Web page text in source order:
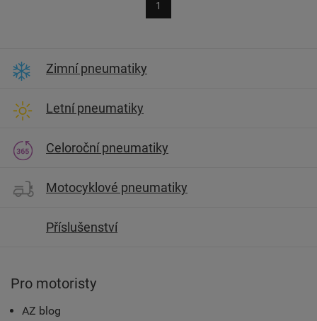
1
Zimní pneumatiky
Letní pneumatiky
Celoroční pneumatiky
Motocyklové pneumatiky
Příslušenství
Pro motoristy
AZ blog